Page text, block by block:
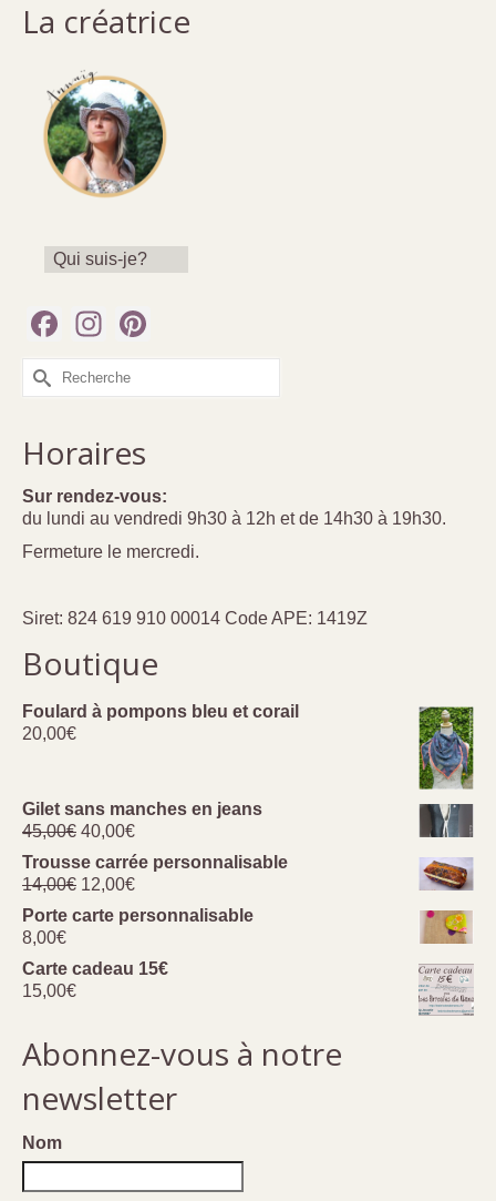
La créatrice
Qui suis-je?
Facebook
Instagram
Rechercher :
Horaires
Sur rendez-vous:
du lundi au vendredi 9h30 à 12h et de 14h30 à 19h30.
Fermeture le mercredi.
Siret: 824 619 910 00014 Code APE: 1419Z
Boutique
Foulard à pompons bleu et corail
20,00€
Gilet sans manches en jeans
45,00€ Le
initial
était :
45,00€.
40,00€Le
prix
actuel
40,00€.
Trousse carrée personnalisable
14,00€ Le
prix
initial
14,00€.
12,00€Le
actuel
12,00€.
Porte carte personnalisable
8,00€
Carte cadeau 15€
15,00€
Abonnez-vous à notre
newsletter
Nom